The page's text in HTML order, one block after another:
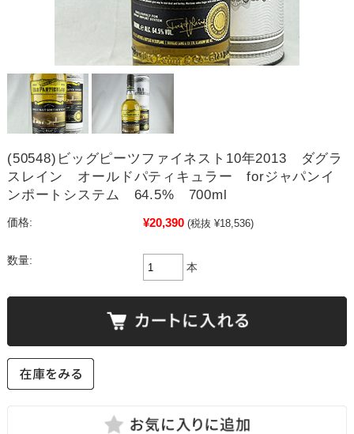
(50548)ビッグピーツファイネスト10年2013 ダグラ
スレイン オールドパティキュラー forジャパンイ
ンポートシステム 64.5% 700ml
価格: ¥20,390 (税抜 ¥18,536)
数量:
本